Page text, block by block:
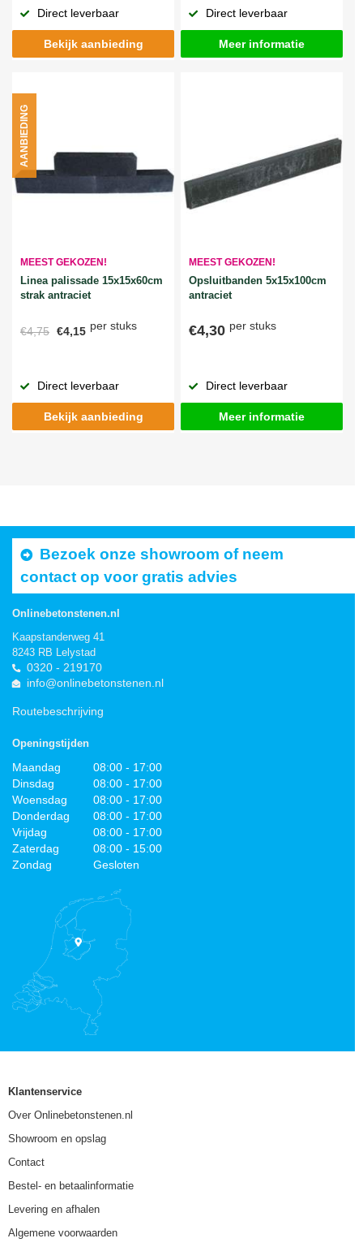
Direct leverbaar
Bekijk aanbieding
Direct leverbaar
Meer informatie
MEEST GEKOZEN!
Linea palissade 15x15x60cm
strak antraciet
€4,75 €4,15 per stuks
AANBIEDING
Direct leverbaar
Bekijk aanbieding
MEEST GEKOZEN!
Opsluitbanden 5x15x100cm
antraciet
€4,30 per stuks
Direct leverbaar
Meer informatie
Bezoek onze showroom of neem
contact op voor gratis advies
Onlinebetonstenen.nl
Kaapstanderweg 41
8243 RB Lelystad
0320 - 219170
info@onlinebetonstenen.nl
Routebeschrijving
Openingstijden
Maandag
08:00 - 17:00
Dinsdag
08:00 - 17:00
Woensdag
08:00 - 17:00
Donderdag
08:00 - 17:00
Vrijdag
08:00 - 17:00
Zaterdag
08:00 - 15:00
Zondag
Gesloten
Klantenservice
Over Onlinebetonstenen.nl
Showroom en opslag
Contact
Bestel- en betaalinformatie
Levering en afhalen
Algemene voorwaarden